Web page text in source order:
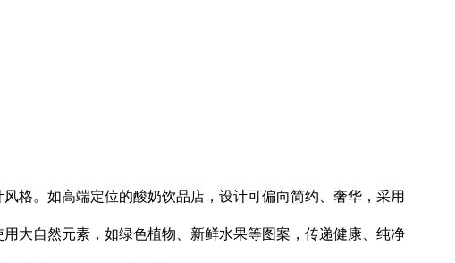
格。如高端定位的酸奶饮品店，设计可偏向简约、奢华，采用
大自然元素，如绿色植物、新鲜水果等图案，传递健康、纯净